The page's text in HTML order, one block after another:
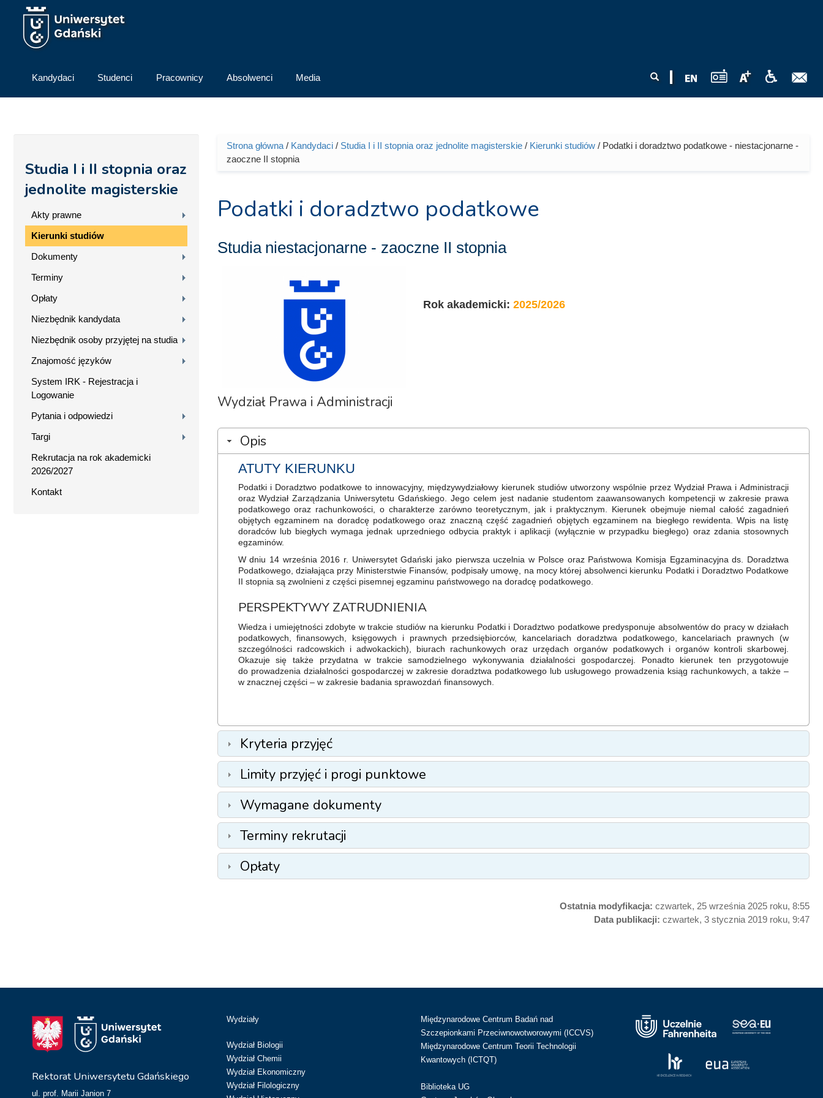
Przejdź do treści
Szukaj
Kandydaci Studenci Pracownicy Absolwenci Media
Studia I i II stopnia oraz
jednolite magisterskie
Akty prawne
Kierunki studiów
Dokumenty
Terminy
Opłaty
Niezbędnik kandydata
Niezbędnik osoby przyjętej na studia
Znajomość języków
System IRK - Rejestracja i
Logowanie
Pytania i odpowiedzi
Targi
Rekrutacja na rok akademicki
2026/2027
Kontakt
Jesteś tutaj
Strona główna/ Kandydaci/ Studia I i II stopnia oraz jednolite magisterskie/ Kierunki studiów/ Podatki i doradztwo podatkowe - niestacjonarne -
zaoczne II stopnia
Podatki i doradztwo podatkowe
Studia niestacjonarne - zaoczne II stopnia
Rok akademicki: 2025/2026
Wydział Prawa i Administracji
Opis
ATUTY KIERUNKU
Podatki i Doradztwo podatkowe to innowacyjny, międzywydziałowy kierunek studiów utworzony wspólnie przez Wydział Prawa i Administracji
oraz Wydział Zarządzania Uniwersytetu Gdańskiego. Jego celem jest nadanie studentom zaawansowanych kompetencji w zakresie prawa
podatkowego oraz rachunkowości, o charakterze zarówno teoretycznym, jak i praktycznym. Kierunek obejmuje niemal całość zagadnień
objętych egzaminem na doradcę podatkowego oraz znaczną część zagadnień objętych egzaminem na biegłego rewidenta. Wpis na listę
doradców lub biegłych wymaga jednak uprzedniego odbycia praktyk i aplikacji (wyłącznie w przypadku biegłego) oraz zdania stosownych
egzaminów.
W dniu 14 września 2016 r. Uniwersytet Gdański jako pierwsza uczelnia w Polsce oraz Państwowa Komisja Egzaminacyjna ds. Doradztwa
Podatkowego, działająca przy Ministerstwie Finansów, podpisały umowę, na mocy której absolwenci kierunku Podatki i Doradztwo Podatkowe
II stopnia są zwolnieni z części pisemnej egzaminu państwowego na doradcę podatkowego.
PERSPEKTYWY ZATRUDNIENIA
Wiedza i umiejętności zdobyte w trakcie studiów na kierunku Podatki i Doradztwo podatkowe predysponuje absolwentów do pracy w działach
podatkowych, finansowych, księgowych i prawnych przedsiębiorców, kancelariach doradztwa podatkowego, kancelariach prawnych (w
szczególności radcowskich i adwokackich), biurach rachunkowych oraz urzędach organów podatkowych i organów kontroli skarbowej.
Okazuje się także przydatna w trakcie samodzielnego wykonywania działalności gospodarczej. Ponadto kierunek ten przygotowuje
do prowadzenia działalności gospodarczej w zakresie doradztwa podatkowego lub usługowego prowadzenia ksiąg rachunkowych, a także –
w znacznej części – w zakresie badania sprawozdań finansowych.
Kryteria przyjęć
Limity przyjęć i progi punktowe
Wymagane dokumenty
Terminy rekrutacji
Opłaty
Ostatnia modyfikacja: czwartek, 25 września 2025 roku, 8:55
Data publikacji: czwartek, 3 stycznia 2019 roku, 9:47
Rektorat Uniwersytetu Gdańskiego
ul. prof. Marii Janion 7
Wydziały
Wydział Biologii
Wydział Chemii
Wydział Ekonomiczny
Wydział Filologiczny
Międzynarodowe Centrum Badań nad
Szczepionkami Przeciwnowotworowymi (ICCVS)
Międzynarodowe Centrum Teorii Technologii
Kwantowych (ICTQT)
Biblioteka UG